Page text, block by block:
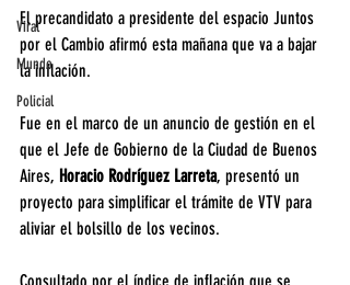
Viral
Mundo
Policial
El precandidato a presidente del espacio Juntos
por el Cambio afirmó esta mañana que va a bajar
la inflación.
Fue en el marco de un anuncio de gestión en el
que el Jefe de Gobierno de la Ciudad de Buenos
Aires, Horacio Rodríguez Larreta, presentó un
proyecto para simplificar el trámite de VTV para
aliviar el bolsillo de los vecinos.